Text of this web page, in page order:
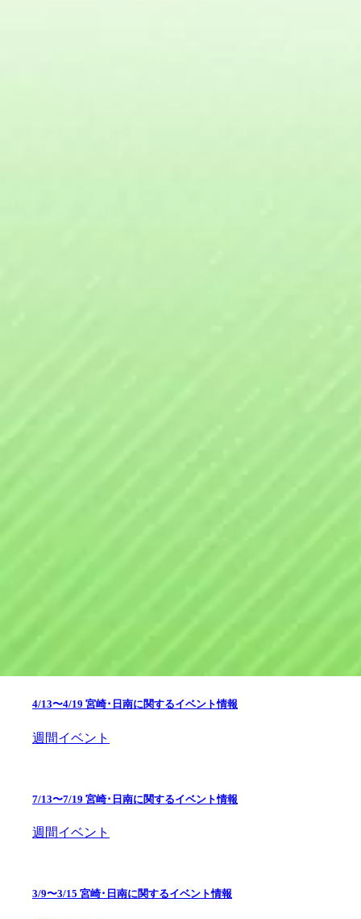
4/13〜4/19 宮崎･日南に関するイベント情報
週間イベント
7/13〜7/19 宮崎･日南に関するイベント情報
週間イベント
3/9〜3/15 宮崎･日南に関するイベント情報